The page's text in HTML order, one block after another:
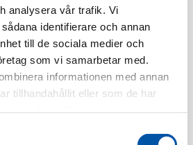
analysera vår trafik. Vi
identifierare och annan
till de sociala medier och
som vi samarbetar med.
informationen med annan
tillhandahållit eller som de har